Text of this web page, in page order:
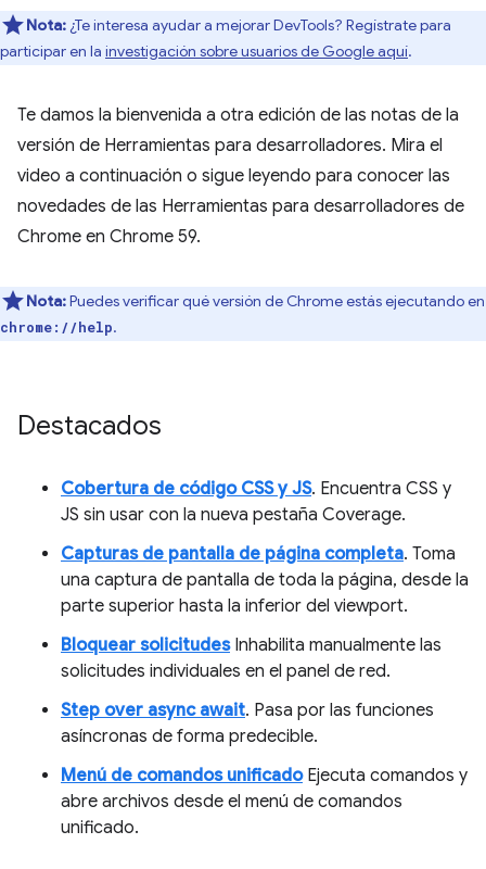
Nota: ¿Te interesa ayudar a mejorar DevTools? Regístrate para
participar en la investigación sobre usuarios de Google aquí.
Te damos la bienvenida a otra edición de las notas de la
versión de Herramientas para desarrolladores. Mira el
video a continuación o sigue leyendo para conocer las
novedades de las Herramientas para desarrolladores de
Chrome en Chrome 59.
Nota:Puedes verificar qué versión de Chrome estás ejecutando en
chrome://help.
Destacados
Cobertura de código CSS y JS. Encuentra CSS y
JS sin usar con la nueva pestaña Coverage.
Capturas de pantalla de página completa. Toma
una captura de pantalla de toda la página, desde la
parte superior hasta la inferior del viewport.
Bloquear solicitudesInhabilita manualmente las
solicitudes individuales en el panel de red.
Step over async await. Pasa por las funciones
asíncronas de forma predecible.
Menú de comandos unificadoEjecuta comandos y
abre archivos desde el menú de comandos
unificado.